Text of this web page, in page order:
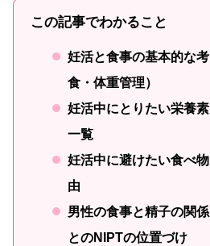
この記事でわかること
妊活と食事の基本的な
食・体重管理）
妊活中にとりたい栄養
一覧
妊活中に避けたい食べ
由
男性の食事と精子の関
とのNIPTの位置づけ